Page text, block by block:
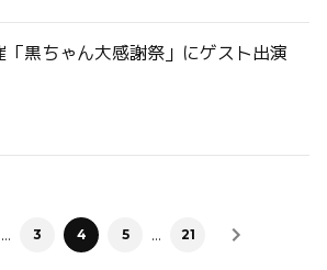
「黒ちゃん大感謝祭」にゲスト出演
… 3 4 5 … 21